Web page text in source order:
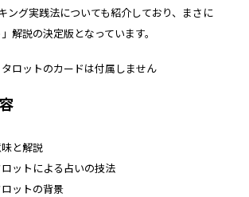
ング実践法についても紹介しており、まさに
解説の決定版となっています。
ロットのカードは付属しません
と解説
ットによる占いの技法
ットの背景